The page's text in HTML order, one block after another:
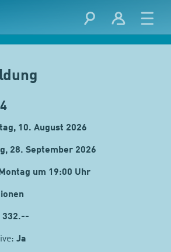
10. August 2026
28. September 2026
um 19:00 Uhr
332.--
Ja